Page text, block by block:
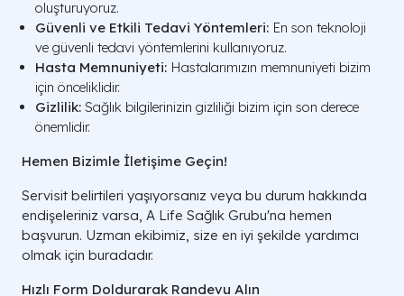
oluşturuyoruz.
Güvenli ve Etkili Tedavi Yöntemleri: En son teknoloji
ve güvenli tedavi yöntemlerini kullanıyoruz.
Hasta Memnuniyeti: Hastalarımızın memnuniyeti bizim
için önceliklidir.
Gizlilik: Sağlık bilgilerinizin gizliliği bizim için son derece
önemlidir.
Hemen Bizimle İletişime Geçin!
Servisit belirtileri yaşıyorsanız veya bu durum hakkında
endişeleriniz varsa, A Life Sağlık Grubu'na hemen
başvurun. Uzman ekibimiz, size en iyi şekilde yardımcı
olmak için buradadır.
Hızlı Form Doldurarak Randevu Alın